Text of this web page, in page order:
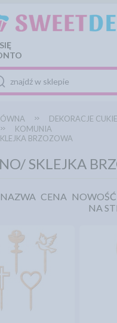
DEKORACJE
KOMUNIA
BRZOZOWA
SKLEJKA
NAZWA CENA NOWOŚĆ
NA